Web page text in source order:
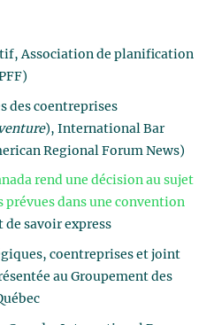
Association de planification
des coentreprises
), International Bar
Regional Forum News)
rend une décision au sujet
prévues dans une convention
de savoir express
coentreprises et joint
au Groupement des